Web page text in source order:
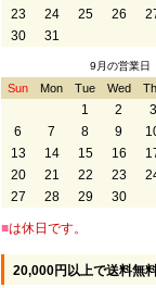
23
24 25 26
30
31
9月の営業日
Sun Mon Tue Wed
1 2 3
6
7 8 9
13
14 15 16
20
21 22 23
27
28 29 30
■は休日です。
20,000円以上で送料無